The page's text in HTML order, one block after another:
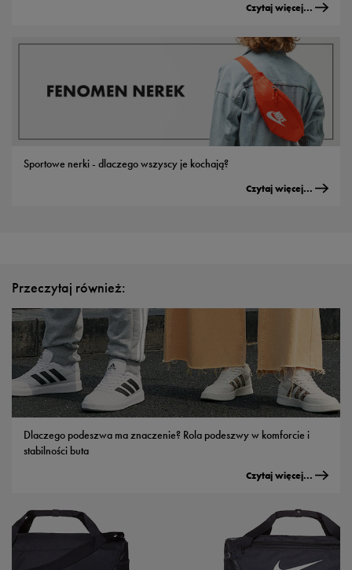
Czytaj więcej...
Sportowe nerki - dlaczego wszyscy je kochają?
Czytaj więcej...
Przeczytaj również:
Dlaczego podeszwa ma znaczenie? Rola podeszwy w komforcie i
stabilności buta
Czytaj więcej...